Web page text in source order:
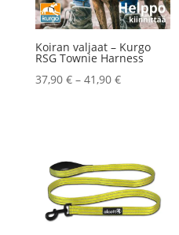
Koiran valjaat – Kurgo
RSG Townie Harness
37,90 € – 41,90 €Hintaluokka: